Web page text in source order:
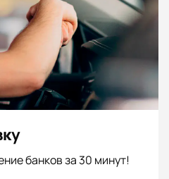
банков за 30 минут!